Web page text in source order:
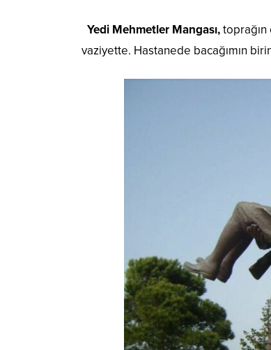
Yedi Mehmetler Mangası,toprağın
vaziyette. Hastanede bacağımın